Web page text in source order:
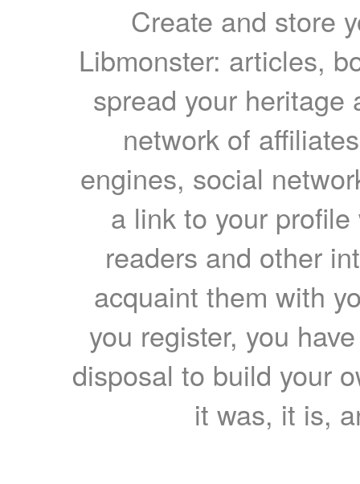
Create and store
Libmonster: articles,
spread your heritage
network of
engines, social
a link to your
readers and other
acquaint them with
you register, you
disposal to build your
it was, it is,